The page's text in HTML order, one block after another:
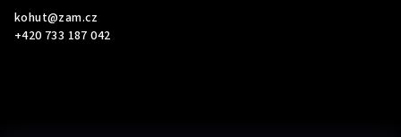
kohut@zam.cz
+420 733 187 042